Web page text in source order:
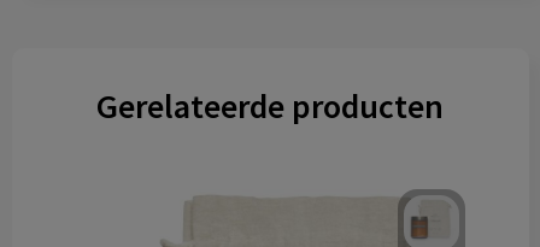
Gerelateerde producten